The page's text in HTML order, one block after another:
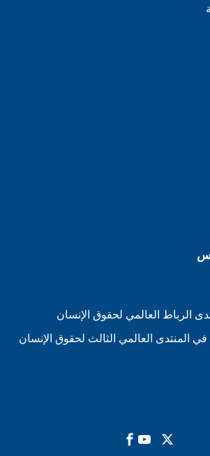
الرباط العالمي لحقوق الإنسان
المنتدى العالمي الثالث لحقوق الإنسان